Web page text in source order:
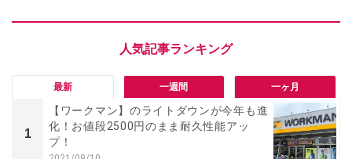
最新 一週間 一ヶ月
1
【ワークマン】のライトダウンが今年も進
化！お値段2500円のまま耐久性能アッ
プ！